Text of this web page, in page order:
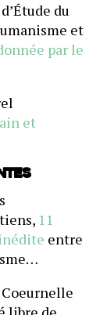
du
et
par le
et
11
entre